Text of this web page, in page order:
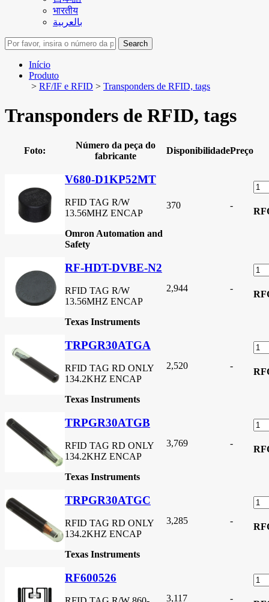
भारतीय
بالعربية
Search
Início
Produto
> RF/IF e RFID > Transponders de RFID, tags
Transponders de RFID, tags
Foto:
Número da peça do
fabricante
DisponibilidadePreço
V680-D1KP52MT
RFID TAG R/W
13.56MHZ ENCAP
Omron Automation and
Safety
370 -
RF-HDT-DVBE-N2
RFID TAG R/W
13.56MHZ ENCAP
Texas Instruments
2,944 -
TRPGR30ATGA
RFID TAG RD ONLY
134.2KHZ ENCAP
Texas Instruments
2,520 -
TRPGR30ATGB
RFID TAG RD ONLY
134.2KHZ ENCAP
Texas Instruments
3,769 -
TRPGR30ATGC
RFID TAG RD ONLY
134.2KHZ ENCAP
Texas Instruments
3,285 -
RF600526
3,117 -